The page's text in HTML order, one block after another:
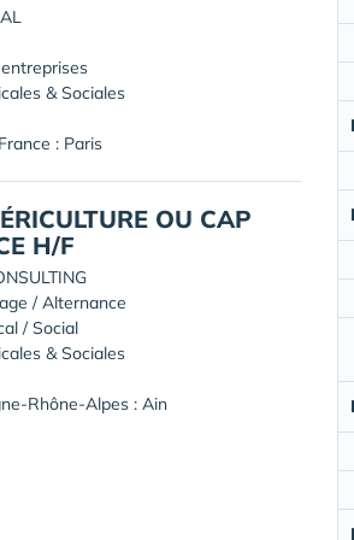
& Sociales
: Paris
OU CAP
H/F
/ Alternance
/ Social
& Sociales
Rhône-Alpes : Ain